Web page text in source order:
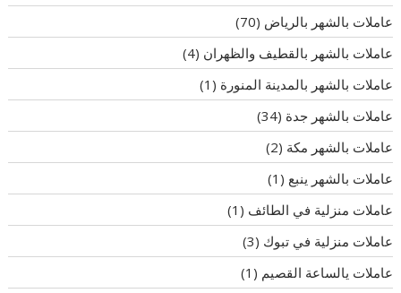
عاملات بالشهر بالرياض (70)
عاملات بالشهر بالقطيف والظهران (4)
عاملات بالشهر بالمدينة المنورة (1)
عاملات بالشهر جدة (34)
عاملات بالشهر مكة (2)
عاملات بالشهر ينبع (1)
عاملات منزلية في الطائف (1)
عاملات منزلية في تبوك (3)
عاملات يالساعة القصيم (1)